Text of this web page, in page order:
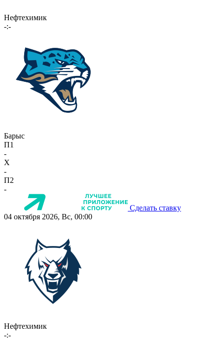
Нефтехимик
-:-
Барыс
П1
-
X
-
П2
-
Сделать ставку
04 октября 2026, Вс, 00:00
Нефтехимик
-:-